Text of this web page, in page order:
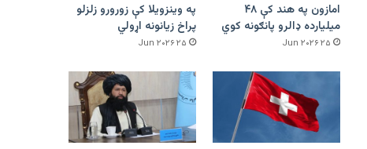
امازون په هند کې ۴۸
میلیارده ډالرو پانګونه کوي
۲۵ Jun ۲۰۲۶
په وینزویلا کې زورورو زلزلو
پراخ زیانونه اړولي
۲۵ Jun ۲۰۲۶